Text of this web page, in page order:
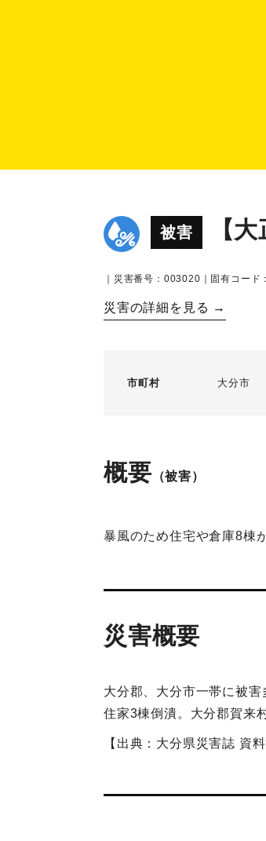
被害 【
｜災害番号：003020｜固有コー
災害の詳細を見る →
市町村 大分市
概要 （被害）
暴風のため住宅や倉庫8棟
災害概要
大分郡、大分市一帯に被
住家3棟倒潰。大分郡賀来
【出典：大分県災害誌 資